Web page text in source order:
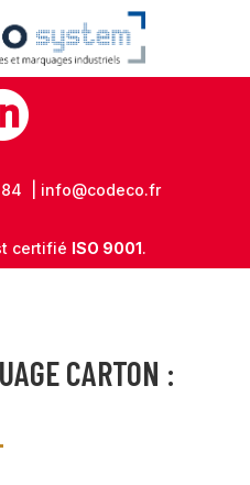
84 | info@codeco.fr
certifié ISO 9001.
CARTON :